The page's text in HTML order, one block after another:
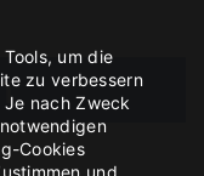
um die
zu verbessern
nach Zweck
Cookies
und